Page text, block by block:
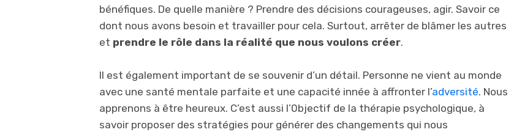
bénéfiques. De quelle manière ? Prendre des décisions courageuses, agir. Savoir ce
dont nous avons besoin et travailler pour cela. Surtout, arrêter de blâmer les autres
et prendre le rôle dans la réalité que nous voulons créer.
Il est également important de se souvenir d’un détail. Personne ne vient au monde
avec une santé mentale parfaite et une capacité innée à affronter l’adversité. Nous
apprenons à être heureux. C’est aussi l’0bjectif de la thérapie psychologique, à
savoir proposer des stratégies pour générer des changements qui nous